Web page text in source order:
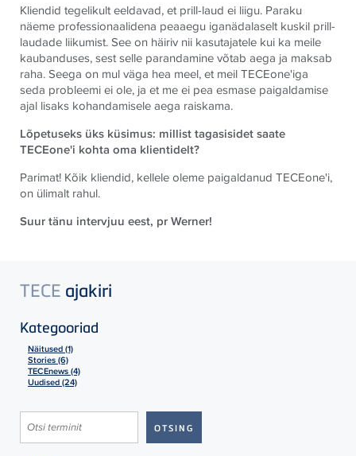
Kliendid tegelikult eeldavad, et prill-laud ei liigu. Paraku
näeme professionaalidena peaaegu iganädalaselt kuskil prill-
laudade liikumist. See on häiriv nii kasutajatele kui ka meile
kaubanduses, sest selle parandamine võtab aega ja maksab
raha. Seega on mul väga hea meel, et meilTECEone'iga
seda probleemi ei ole, ja et me ei pea esmase paigaldamise
ajal lisaks kohandamisele aega raiskama.
Lõpetuseks üks küsimus: millist tagasisidet saate
TECEone'i kohta oma klientidelt?
Parimat! Kõik kliendid, kellele oleme paigaldanud TECEone'i,
on ülimalt rahul.
Suur tänu intervjuu eest, pr Werner!
TECE ajakiri
Kategooriad
Näitused (1)
Stories (6)
TECEnews (4)
Uudised (24)